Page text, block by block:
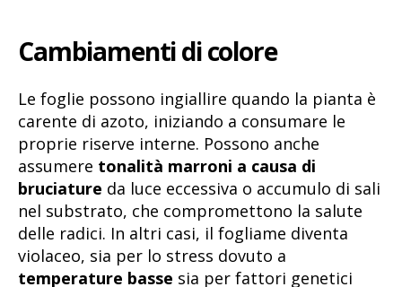
Cambiamenti di colore
Le foglie possono ingiallire quando la pianta è
carente di azoto, iniziando a consumare le
proprie riserve interne. Possono anche
assumere tonalità marroni a causa di
bruciature da luce eccessiva o accumulo di sali
nel substrato, che compromettono la salute
delle radici. In altri casi, il fogliame diventa
violaceo, sia per lo stress dovuto a
temperature basse sia per fattori genetici